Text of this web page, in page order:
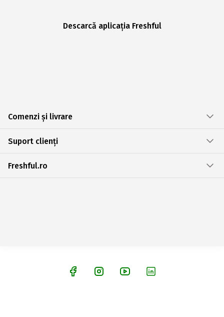
Descarcă aplicația Freshful
Comenzi și livrare
Suport clienți
Freshful.ro